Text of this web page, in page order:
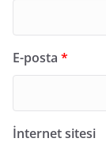
E-posta *
İnternet sitesi